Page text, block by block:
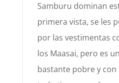
Samburu dominan
primera vista, se les
por las vestimentas
los Maasai, pero es
bastante pobrey con